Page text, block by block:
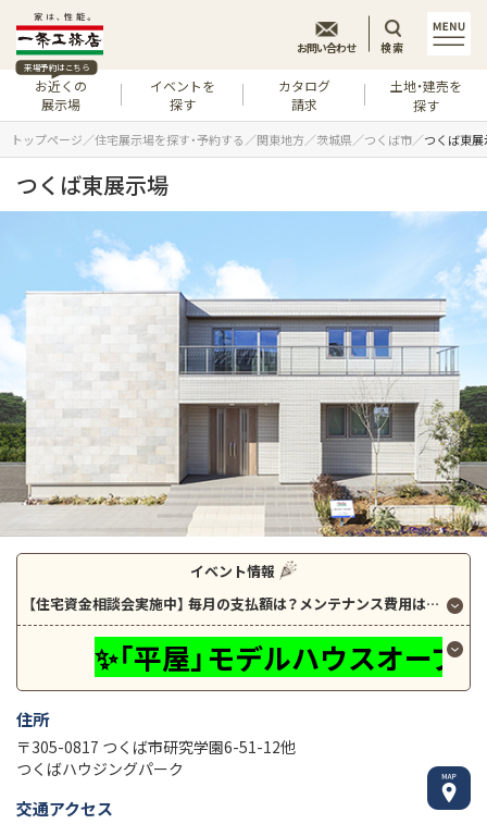
来場予約はこちら
お近くの
展示場
イベントを
探す
カタログ
請求
土地・建売を
探す
お問い合わせ 検索
トップページ 住宅展示場を探す・予約する 関東地方 茨城県 つくば市 つくば東
つくば東展示場
住所
〒305-0817 つくば市研究学園6-51-12他
つくばハウジングパーク
交通アクセス
イベント情報
【住宅資金相談会実施中】 毎月の支払額は？メンテナンス費用は？光熱費は？
✨「平屋」モデルハウスオープン！✨